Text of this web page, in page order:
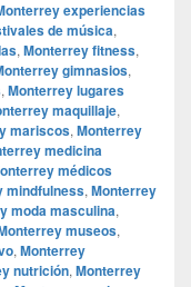
experiencias
de música,
, Monterrey fitness,
gimnasios,
, Monterrey lugares
maquillaje,
mariscos, Monterrey
medicina
médicos
mindfulness, Monterrey
moda masculina,
museos,
, Monterrey
nutrición, Monterrey